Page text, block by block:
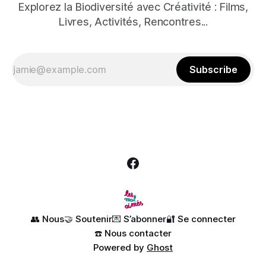
Explorez la Biodiversité avec Créativité : Films,
Livres, Activités, Rencontres...
Subscribe
👥 Nous🤝 Soutenir💌 S’abonner🔐 Se connecter
☎️ Nous contacter
Powered by Ghost